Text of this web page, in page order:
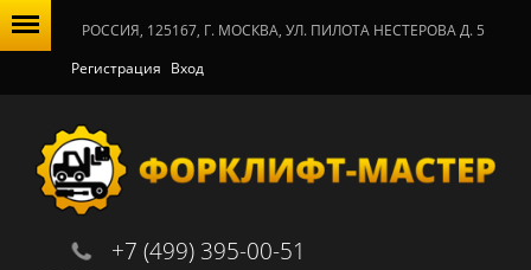
РОССИЯ, 125167, Г. МОСКВА, УЛ. ПИЛОТА НЕСТЕРОВА Д. 5
Регистрация Вход
+7 (499) 395-00-51